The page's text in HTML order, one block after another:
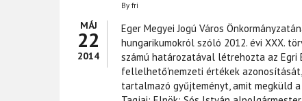
MÁJ
22
2014
By fri
Eger Megyei Jogú Város
hungarikumokról szóló 2012. évi XXX.
számú határozatával létrehozta az
fellelhető'nemzeti értékek
tartalmazó gyűjteményt, amit megküld